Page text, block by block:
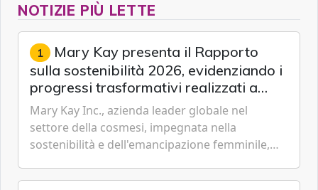
NOTIZIE PIÙ LETTE
1 Mary Kay presenta il Rapporto
sulla sostenibilità 2026, evidenziando i
progressi trasformativi realizzati a
livello globale nelle sfere sociale,
economica e ambientale
Mary Kay Inc., azienda leader globale nel
settore della cosmesi, impegnata nella
sostenibilità e dell'emancipazione femminile,
sostenibilità 2026, una panora...